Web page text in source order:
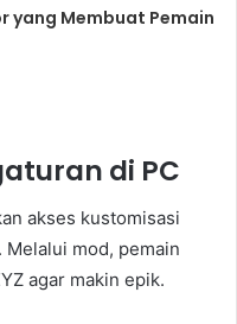
yang Membuat Pemain
di PC
akses kustomisasi
mod, pemain
agar makin epik.